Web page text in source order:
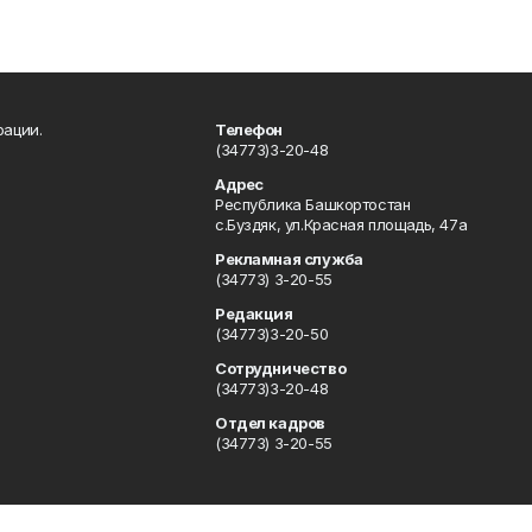
Телефон
(34773)3-20-48
Адрес
Республика Башкортостан
с.Буздяк, ул.Красная площадь, 47а
Рекламная служба
(34773) 3-20-55
Редакция
(34773)3-20-50
Сотрудничество
(34773)3-20-48
Отдел кадров
(34773) 3-20-55